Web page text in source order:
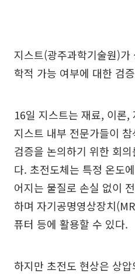
지스트(광주과학기술원)가
학적 가능 여부에 대한 검
16일 지스트는 재료, 이론,
지스트 내부 전문가들이
검증을 논의하기 위한 회
다. 초전도체는 특정 온도
어지는 물질로 손실 없이
하며 자기공명영상장치
퓨터 등에 활용할 수 있다.
하지만 초전도 현상은 상